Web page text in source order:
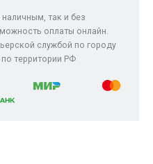
так и без
оплаты онлайн.
службой по городу
территории РФ